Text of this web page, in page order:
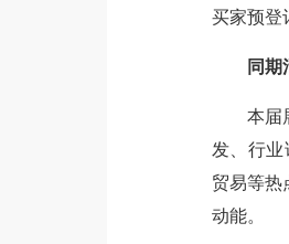
买家预登
同期
本届
发、行
贸易等热
动能。